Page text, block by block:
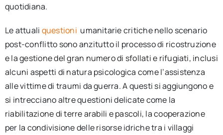
quotidiana.
Le attuali questioni umanitarie critiche nello scenario
post-conflitto sono anzitutto il processo di ricostruzione
e la gestione del gran numero di sfollati e rifugiati, inclusi
alcuni aspetti di natura psicologica come l’assistenza
alle vittime di traumi da guerra. A questi si aggiungono e
si intrecciano altre questioni delicate come la
riabilitazione di terre arabili e pascoli, la cooperazione
per la condivisione delle risorse idriche tra i villaggi